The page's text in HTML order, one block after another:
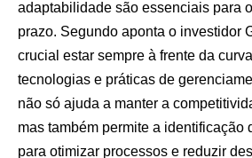
adaptabilidade são essenciais para
prazo. Segundo aponta o investidor
crucial estar sempre à frente da
tecnologias e práticas de
não só ajuda a manter a
mas também permite a identificação
para otimizar processos e reduzir